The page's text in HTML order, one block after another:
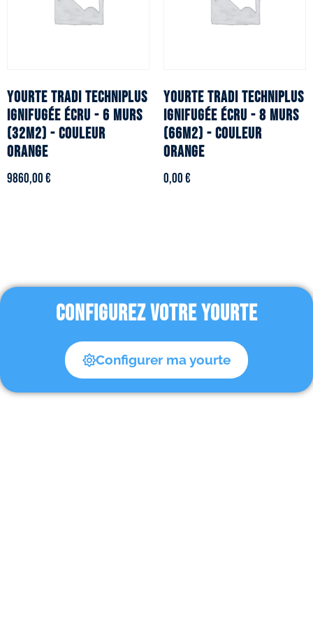
YOURTE TRADI TECHNIPLUS
ignifugée écru - 6 murs
(32m2) - Couleur
orange
9860,00€
YOURTE TRADI TECHNIPLUS
ignifugée écru - 8 murs
(66m2) - Couleur
orange
0,00€
CONFIGUREZ VOTRE YOURTE
Configurer ma yourte